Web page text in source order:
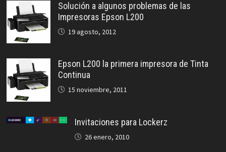
Solución a algunos problemas de las
Impresoras Epson L200
19 agosto, 2012
Epson L200 la primera impresora de Tinta
Continua
15 noviembre, 2011
Invitaciones para Lockerz
26 enero, 2010